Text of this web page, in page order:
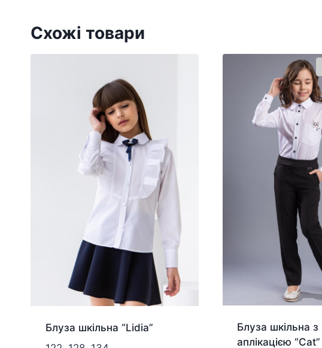
Схожі товари
Блуза шкільна “Lidia”
Блуза шкільна з
аплікацією “Cat”